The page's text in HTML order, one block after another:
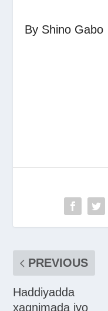
By Shino Gabo
PREVIOUS
Haddiyadda
xaqnimada iyo